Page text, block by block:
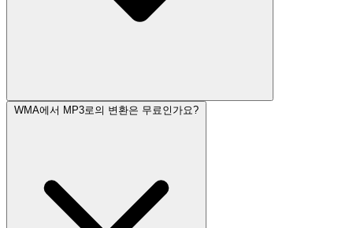
WMA에서 MP3로의 변환은 무료인가요?